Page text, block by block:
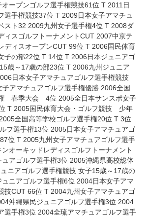
ープンゴルフ選手権競技61位 T 2011日
選手権競技37位 T 2009日本女子アマチュ
スト32 2009九州女子選手権4位 T 2008ダ
ィスゴルフトーナメントCUT 2007中京テ
ディスオープンCUT 99位 T 2006国民体育
の部22位 T 14位 T 2006日本ジュニアゴ
歳～17歳の部23位 T 2006九州ジュニア
日本女子アマチュアゴルフ選手権競技
アマチュアゴルフ選手権優勝 2006全国
春季大会 4位 2005全日本サンスポ女子
T 2005国民体育大会・ゴルフ競技 少年
全国高等学校ゴルフ選手権20位 T 3位
フ選手権13位 2005日本女子アマチュアゴ
位 T 2005九州女子アマチュアゴルフ選手
オーキッドレディスゴルフトーナメント
アゴルフ選手権3位 2005沖縄県高校総体
ニアゴルフ選手権競技 女子15歳～17歳の
ニアゴルフ選手権6位 2004日本女子アマ
技CUT 66位 T 2004九州女子アマチュアゴ
沖縄県民ジュニアゴルフ選手権3位 2004
選手権3位 2004全琉アマチュアゴルフ選手